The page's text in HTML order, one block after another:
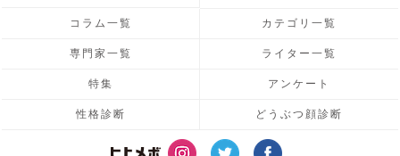
コラム一覧 カテゴリ一覧
専門家一覧 ライター一覧
特集 アンケート
性格診断 どうぶつ顔診断